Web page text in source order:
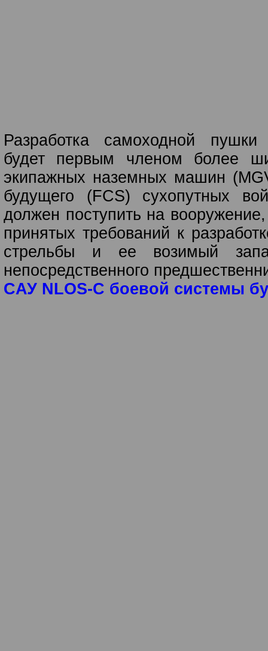
Разработка самоходной
будет первым членом более
экипажных наземных машин
будущего (FCS) сухопутных
должен поступить на
принятых требований к
стрельбы и ее возимый
непосредственного
CАУ NLOS-C боевой системы